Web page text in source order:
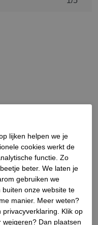
bij PostNL kan
bent
sale)*
)*
lijken helpen we je
cookies werkt de
functie. Zo
beter. We laten je
gebruiken we
onze website te
manier. Meer weten?
Klik op
weigeren? Dan plaatsen